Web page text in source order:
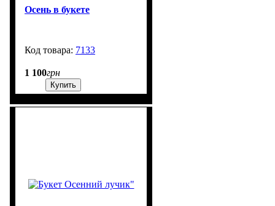
Осень в букете
7133
1 100грн
Купить